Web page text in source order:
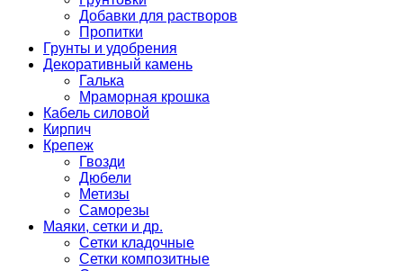
Добавки для растворов
Пропитки
Грунты и удобрения
Декоративный камень
Галька
Мраморная крошка
Кабель силовой
Кирпич
Крепеж
Гвозди
Дюбели
Метизы
Саморезы
Маяки, сетки и др.
Сетки кладочные
Сетки композитные